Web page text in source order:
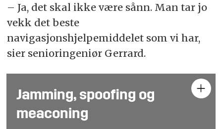
– Ja, det skal ikke være sånn. Man tar jo
vekk det beste
navigasjonshjelpemiddelet som vi har,
sier senioringeniør Gerrard.
Jamming, spoofing og
meaconing